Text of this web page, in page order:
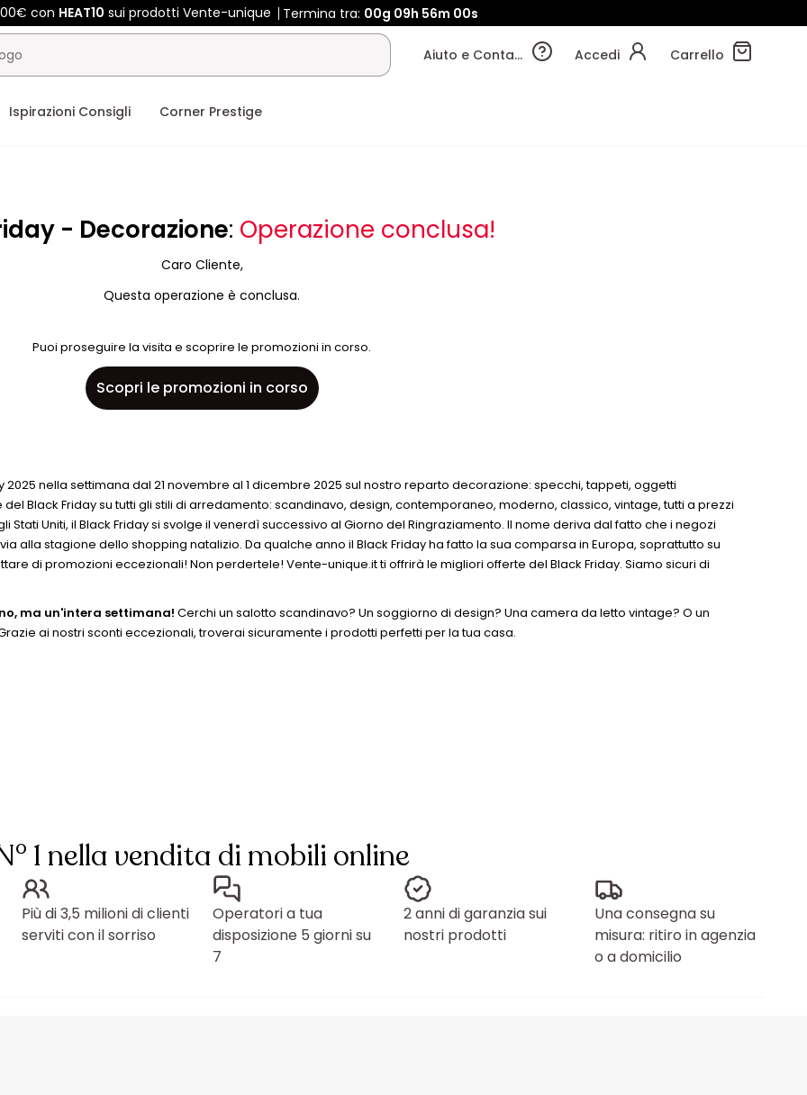
con HEAT10 sui prodotti Vente-unique Termina tra: 00g 09h 55m 58s
Aiuto e Contatti Accedi Carrello
Ispirazioni Consigli Corner Prestige
- Decorazione: Operazione conclusa!
Caro Cliente,
Questa operazione è conclusa.
Puoi proseguire la visita e scoprire le promozioni in corso.
Scopri le promozioni in corso
nella settimana dal 21 novembre al 1 dicembre 2025 sul nostro reparto decorazione: specchi, tappeti, oggetti
Black Friday su tutti gli stili di arredamento: scandinavo, design, contemporaneo, moderno, classico, vintage, tutti a prezzi
Stati Uniti, il Black Friday si svolge il venerdì successivo al Giorno del Ringraziamento. Il nome deriva dal fatto che i negozi
alla stagione dello shopping natalizio. Da qualche anno il Black Friday ha fatto la sua comparsa in Europa, soprattutto su
di promozioni eccezionali! Non perdertele! Vente-unique.it ti offrirà le migliori offerte del Black Friday. Siamo sicuri di
ma un'intera settimana! Cerchi un salotto scandinavo? Un soggiorno di design? Una camera da letto vintage? O un
ai nostri sconti eccezionali, troverai sicuramente i prodotti perfetti per la tua casa.
1 nella vendita di mobili online
Più di 3,5 milioni di clienti
serviti con il sorriso
Operatori a tua
disposizione 5 giorni su
7
2 anni di garanzia sui
nostri prodotti
Una consegna su
misura: ritiro in agenzia
o a domicilio